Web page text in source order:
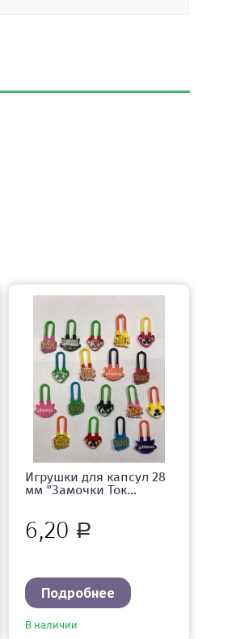
Игрушки для капсул 28
мм "Замочки Ток...
6,20 Р
Подробнее
В наличии